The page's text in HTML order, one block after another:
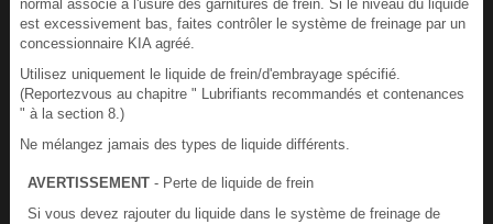
normal associé à l'usure des garnitures de frein. Si le niveau du liquide
est excessivement bas, faites contrôler le système de freinage par un
concessionnaire KIA agréé.
Utilisez uniquement le liquide de frein/d'embrayage spécifié.
(Reportezvous au chapitre " Lubrifiants recommandés et contenances
" à la section 8.)
Ne mélangez jamais des types de liquide différents.
AVERTISSEMENT- Perte de liquide de frein
Si vous devez rajouter du liquide dans le système de freinage de